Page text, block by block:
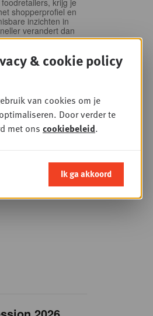
shopperprofiel en
inzichten in
verandert dan
Summit
2026
& cookie policy
van cookies om je
Door verder te
met ons cookiebeleid.
Ik ga akkoord